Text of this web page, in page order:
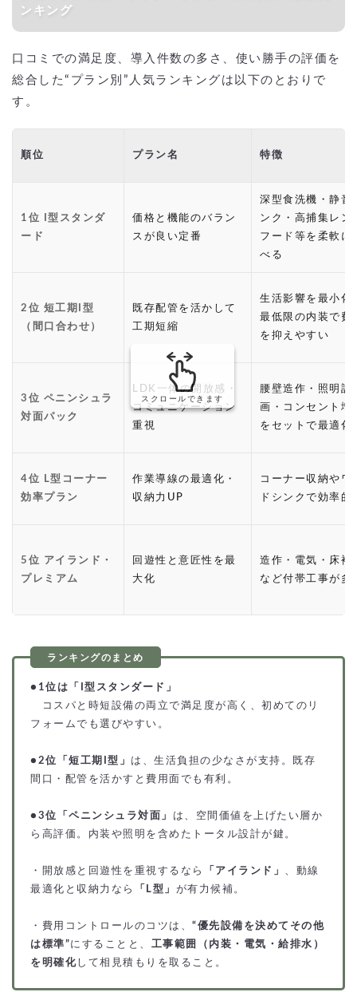
ンキング
口コミでの満足度、導入件数の多さ、使い勝手の評価を
総合した“プラン別”人気ランキングは以下のとおりで
す。
順位 プラン名 特徴
1位 I型スタンダ
ード
価格と機能のバラン
スが良い定番
深型食洗機・静音
ンク・高捕集レン
フード等を柔軟に
べる
2位 短工期I型
（間口合わせ）
既存配管を活かして
工期短縮
生活影響を最小化
最低限の内装で費
を抑えやすい
3位 ペニンシュラ
対面パック
LDK一体の開放感・
コミュニケーション
重視
腰壁造作・照明計
画・コンセント増
をセットで最適化
4位 L型コーナー
効率プラン
作業導線の最適化・
収納力UP
コーナー収納やワ
ドシンクで効率的
5位 アイランド・
プレミアム
回遊性と意匠性を最
大化
造作・電気・床補
など付帯工事が多
スクロールできます
● 1位は「I型スタンダード」
コスパと時短設備の両立で満足度が高く、初めてのリ
フォームでも選びやすい。
● 2位「短工期I型」 は、生活負担の少なさが支持。既存
間口・配管を活かすと費用面でも有利。
● 3位「ペニンシュラ対面」
は、空間価値を上げたい層か
ら高評価。内装や照明を含めたトータル設計が鍵。
・開放感と回遊性を重視するなら 「アイランド」 、動線
最適化と収納力なら
「L型」 が有力候補。
・費用コントロールのコツは、 “優先設備を決めてその他
は標準”にすることと、 工事範囲（内装・電気・給排水）
を明確化 して相見積もりを取ること。